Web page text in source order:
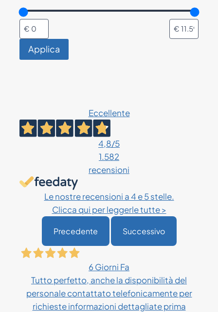
Applica
Eccellente
4,8/5
1.582
recensioni
Le nostre recensioni a 4 e 5 stelle.
Clicca qui per leggerle tutte >
Precedente Successivo
6 Giorni Fa
Tutto perfetto, anche la disponibilità del
personale contattato telefonicamente per
richieste informazioni dettagliate prima